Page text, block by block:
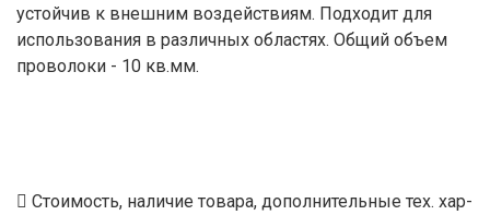
устойчив к внешним воздействиям. Подходит для
использования в различных областях. Общий объем
проволоки - 10 кв.мм.
Стоимость, наличие товара, дополнительные тех. хар-